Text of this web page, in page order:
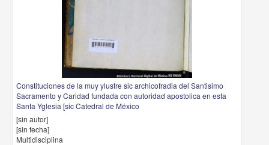
Constituciones de la muy ylustre sic archicofradia del Santisimo
Sacramento y Caridad fundada con autoridad apostolica en esta
Santa Yglesia [sic Catedral de México
[sin autor]
[sin fecha]
Multidisciplina